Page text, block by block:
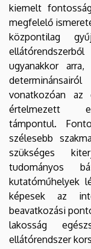
kiemelt
megfelelő
központilag
ugyanakkor
vonatkozóan az
értelmezett
támpontul.
szélesebb
szükséges
tudományos
kutatóműhelyek
képesek az
beavatkozási
lakosság
ellátórendszer